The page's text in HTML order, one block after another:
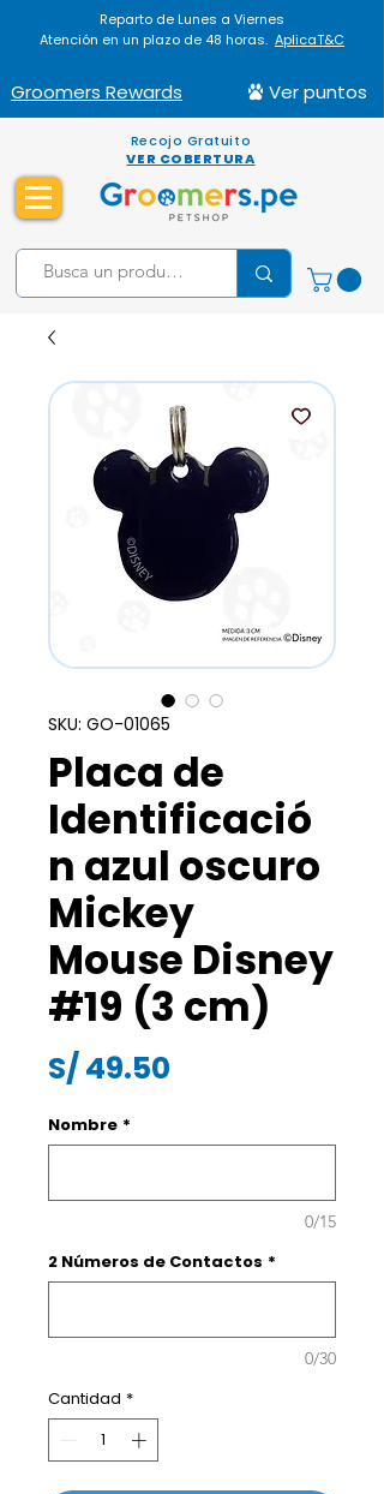
Reparto de Lunes a Viernes
Atención en un plazo de 48 horas. AplicaT&C
Groomers Rewards Ver puntos
Recojo Gratuito
VER COBERTURA
SKU: GO-01065
Placa de
Identificació
n azul oscuro
Mickey
Mouse Disney
#19 (3 cm)
S/ 49.50
Nombre *
0/15
2 Números de Contactos *
0/30
Cantidad *